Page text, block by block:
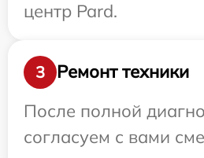
центр Pard.
3
Ремонт техники
После полной
согласуем с вами